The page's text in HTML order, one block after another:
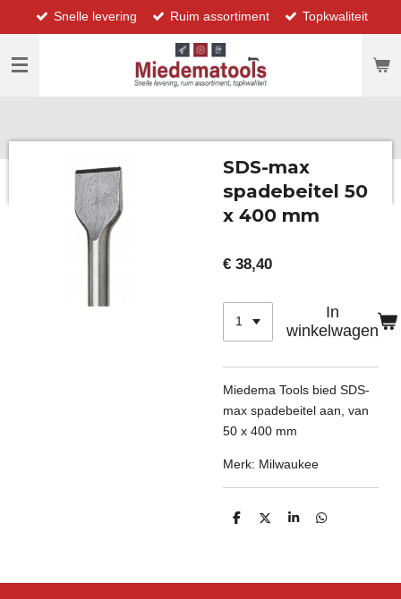
direct
naar
hoofdinhoud
Snelle levering Ruim assortiment Topkwaliteit
SDS-max
spadebeitel 50
x 400 mm
€ 38,40
In
winkelwagen
Miedema Tools bied SDS-
max spadebeitel aan, van
50 x 400 mm
Merk: Milwaukee
D
D
S
D